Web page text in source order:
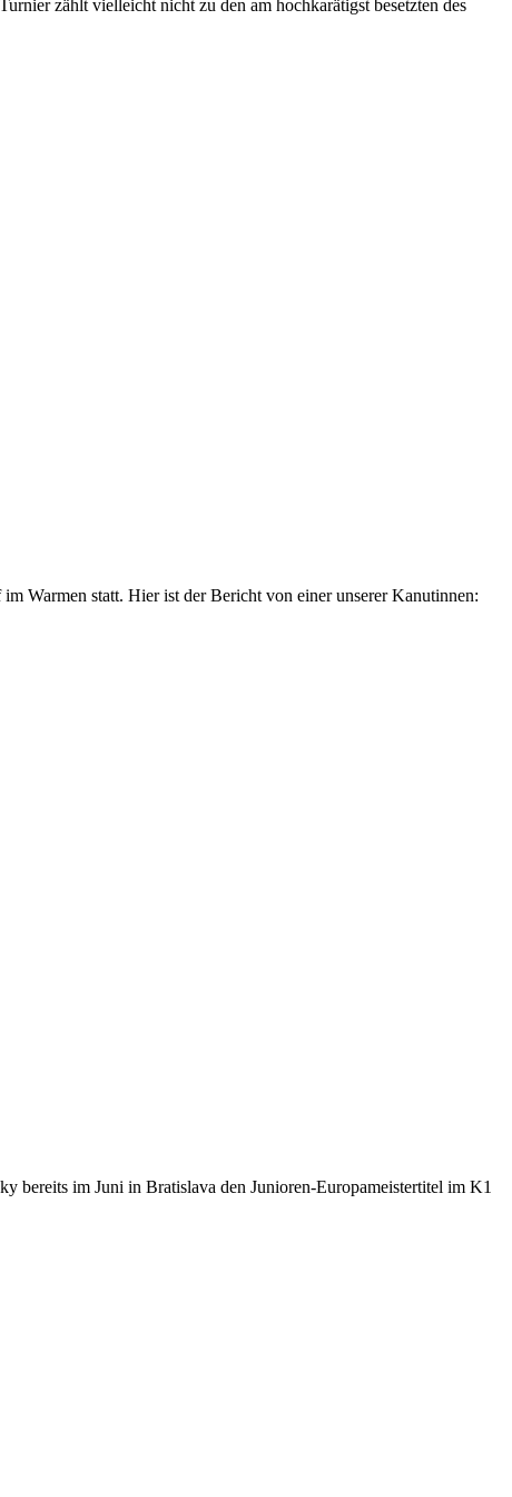
zählt vielleicht nicht zu den am hochkarätigst besetzten des
Warmen statt. Hier ist der Bericht von einer unserer Kanutinnen:
im Juni in Bratislava den Junioren-Europameistertitel im K1